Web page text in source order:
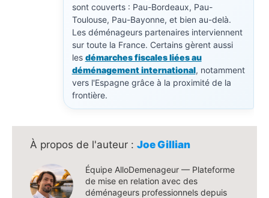
sont couverts : Pau-Bordeaux, Pau-
Toulouse, Pau-Bayonne, et bien au-delà.
Les déménageurs partenaires interviennent
sur toute la France. Certains gèrent aussi
les démarches fiscales liées au
déménagement international, notamment
vers l'Espagne grâce à la proximité de la
frontière.
Joe Gillian
Équipe AlloDemenageur — Plateforme
de mise en relation avec des
déménageurs professionnels depuis